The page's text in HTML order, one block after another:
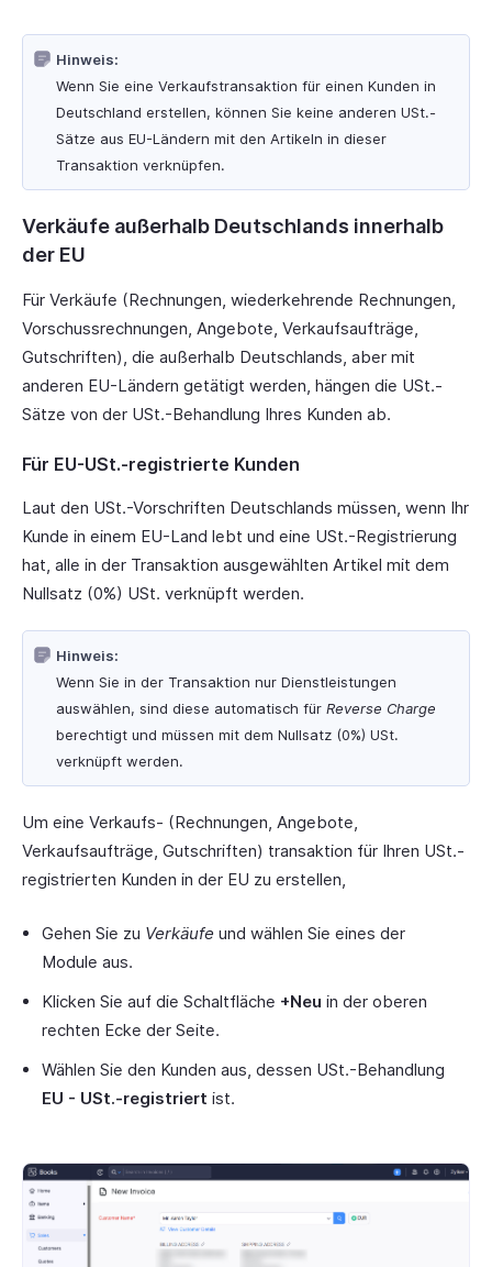
Hinweis:
Wenn Sie eine Verkaufstransaktion für einen Kunden in
Deutschland erstellen, können Sie keine anderen USt.-
Sätze aus EU-Ländern mit den Artikeln in dieser
Transaktion verknüpfen.
Verkäufe außerhalb Deutschlands innerhalb
der EU
Für Verkäufe (Rechnungen, wiederkehrende Rechnungen,
Vorschussrechnungen, Angebote, Verkaufsaufträge,
Gutschriften), die außerhalb Deutschlands, aber mit
anderen EU-Ländern getätigt werden, hängen die USt.-
Sätze von der USt.-Behandlung Ihres Kunden ab.
Für EU-USt.-registrierte Kunden
Laut den USt.-Vorschriften Deutschlands müssen, wenn Ihr
Kunde in einem EU-Land lebt und eine USt.-Registrierung
hat, alle in der Transaktion ausgewählten Artikel mit dem
Nullsatz (0%) USt. verknüpft werden.
Hinweis:
Wenn Sie in der Transaktion nur Dienstleistungen
auswählen, sind diese automatisch für Reverse Charge
berechtigt und müssen mit dem Nullsatz (0%) USt.
verknüpft werden.
Um eine Verkaufs- (Rechnungen, Angebote,
Verkaufsaufträge, Gutschriften) transaktion für Ihren USt.-
registrierten Kunden in der EU zu erstellen,
Gehen Sie zu Verkäufe und wählen Sie eines der
Module aus.
Klicken Sie auf die Schaltfläche +Neu in der oberen
rechten Ecke der Seite.
Wählen Sie den Kunden aus, dessen USt.-Behandlung
EU - USt.-registriert ist.